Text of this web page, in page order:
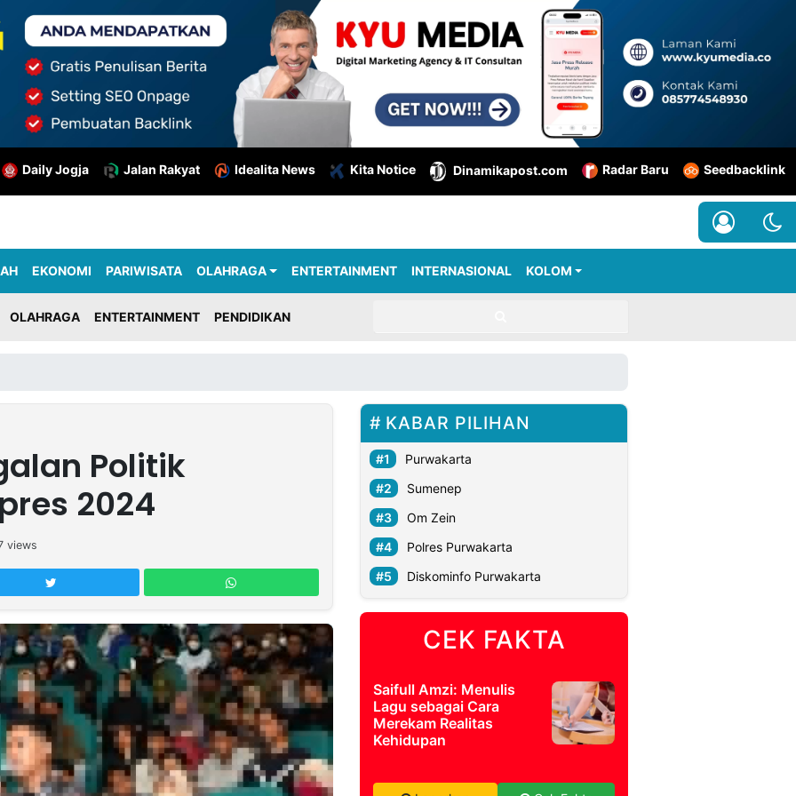
Daily Jogja Jalan Rakyat Idealita News Kita Notice Dinamikapost.com Radar Baru Seedbacklink
EKONOMI PARIWISATA OLAHRAGA ENTERTAINMENT INTERNASIONAL KOLOM
OLAHRAGA ENTERTAINMENT PENDIDIKAN
Politik
2024
views
KABAR PILIHAN
Purwakarta
Sumenep
Om Zein
Polres Purwakarta
Diskominfo Purwakarta
CEK FAKTA
Saifull Amzi: Menulis
Lagu sebagai Cara
Merekam Realitas
Kehidupan